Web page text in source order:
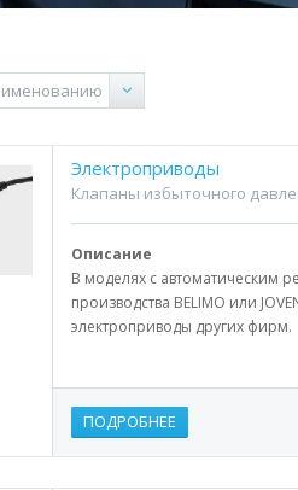
Электроприводы
Клапаны избыточного
Описание
В моделях с автоматическим
производства BELIMO или
электроприводы других фирм.
ПОДРОБНЕЕ